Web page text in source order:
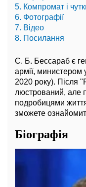
5. Компромат і
6. Фотографії
7. Відео
8. Посилання
С. Б. Бессараб є
армії, министером
2020 року). Після
люстрований, але
подробицями
зможете
Біографія